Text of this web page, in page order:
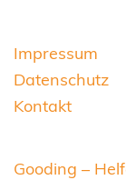
Impressum
Datenschutz
Kontakt
Gooding –